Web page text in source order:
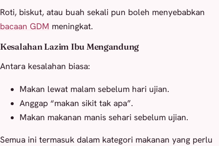
Roti, biskut, atau buah sekali pun boleh menyebabkan
bacaan GDM meningkat.
Kesalahan Lazim Ibu Mengandung
Antara kesalahan biasa:
Makan lewat malam sebelum hari ujian.
Anggap “makan sikit tak apa”.
Makan makanan manis sehari sebelum ujian.
Semua ini termasuk dalam kategori makanan yang perlu